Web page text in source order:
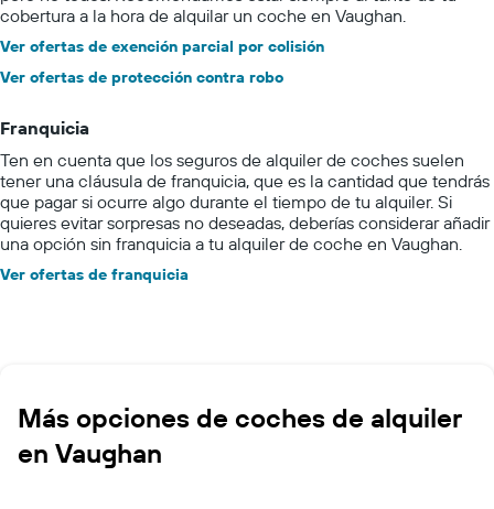
cobertura a la hora de alquilar un coche en Vaughan.
Ver ofertas de exención parcial por colisión
Ver ofertas de protección contra robo
Franquicia
Ten en cuenta que los seguros de alquiler de coches suelen
tener una cláusula de franquicia, que es la cantidad que tendrás
que pagar si ocurre algo durante el tiempo de tu alquiler. Si
quieres evitar sorpresas no deseadas, deberías considerar añadir
una opción sin franquicia a tu alquiler de coche en Vaughan.
Ver ofertas de franquicia
Más opciones de coches de alquiler
en Vaughan